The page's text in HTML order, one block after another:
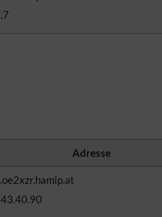
Adresse